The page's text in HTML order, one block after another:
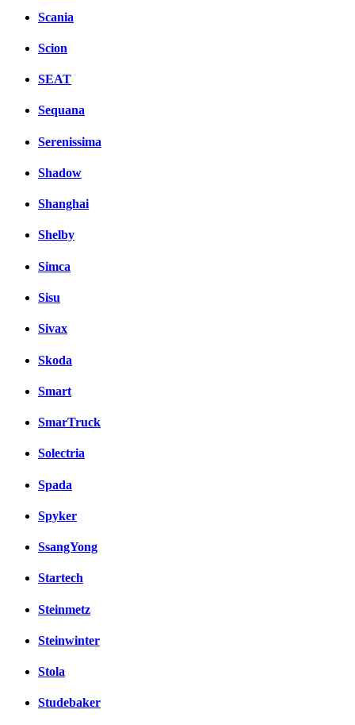
Scania
Scion
SEAT
Sequana
Serenissima
Shadow
Shanghai
Shelby
Simca
Sisu
Sivax
Skoda
Smart
SmarTruck
Solectria
Spada
Spyker
SsangYong
Startech
Steinmetz
Steinwinter
Stola
Studebaker